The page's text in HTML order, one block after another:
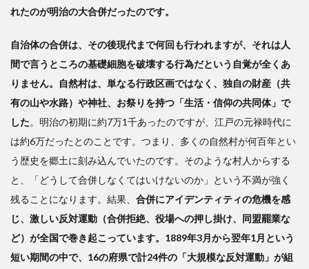
れたのが明治の大合併だったのです。
自治体の合併は、その後現代まで何回も行われますが、それは人
間で言うところの基礎細胞を破壊する行為だという自覚が全くあ
りません。自然村は、単なる行政区画ではなく、独自の財産（共
有の山や水路）や神社、お祭りを持つ「生活・信仰の共同体」で
した。明治の初期に約7万1千あったのですが、江戸の元禄時代に
は約6万だったとのことです。つまり、多くの自然村が何百年とい
う歴史を郷土に刻み込んでいたのです。そのような村人からする
と、「どうして合併しなくてはいけないのか」という不満が強く
残ることになります。結果、 合併にアイデンティティの危機を感
じ、激しい反対運動（合併拒絶、役場への押し掛け、同盟罷業な
ど）が全国で巻き起こっています。1889年3月から翌年1月という
短い期間の中で、16の府県で計24件の「大規模な反対運動」が組